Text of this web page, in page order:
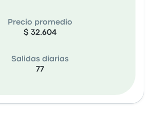
Precio promedio
$ 32.604
Salidas diarias
77